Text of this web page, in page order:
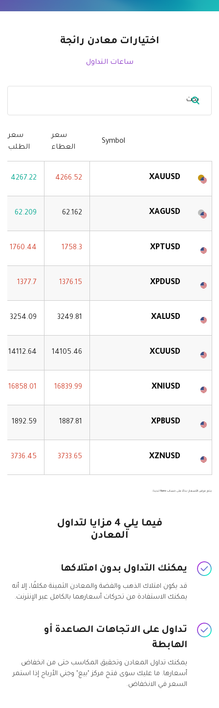
Zero Account جديد English
Tiếng Việt
اختيارات معادن رائجة
ساعات التداول
Symbol
سعر
العطاء
سعر
الطلب
XAUUSD
4266.52
4267.22
XAGUSD
62.162
62.209
XPTUSD
1758.3
1760.44
XPDUSD
1376.15
1377.7
XALUSD
3249.81
3254.09
XCUUSD
14105.46
14112.64
XNIUSD
16839.99
16858.01
XPBUSD
1887.81
1892.59
XZNUSD
3733.65
3736.45
يتم عرض الأسعار بناءً على حساب Nano لدينا.
فيما يلي 4 مزايا لتداول
المعادن
يمكنك التداول بدون امتلاكها
قد يكون امتلاك الذهب والفضة والمعادن الثمينة مكلفًا، إلا أنه
يمكنك الاستفادة من تحركات أسعارهما بالكامل عبر الإنترنت.
تداول على الاتجاهات الصاعدة أو
الهابطة
يمكنك تداول المعادن وتحقيق المكاسب حتى من انخفاض
أسعارها. ما عليك سوى فتح مركز "بيع" وجني الأرباح إذا استمر
السعر في الانخفاض.